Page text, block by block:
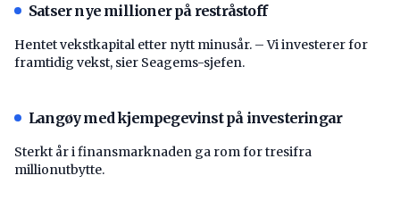
Satser nye millioner på restråstoff
Hentet vekstkapital etter nytt minusår. – Vi investerer for
framtidig vekst, sier Seagems-sjefen.
Langøy med kjempegevinst på investeringar
Sterkt år i finansmarknaden ga rom for tresifra
millionutbytte.